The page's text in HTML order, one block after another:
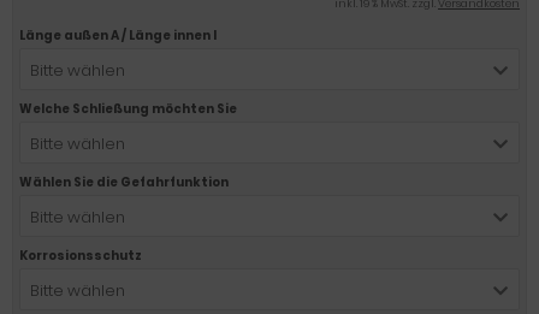
inkl. 19 % MwSt. zzgl.Versandkosten
Länge außen A / Länge innen I
Bitte wählen
Welche Schließung möchten Sie
Bitte wählen
Wählen Sie die Gefahrfunktion
Bitte wählen
Korrosionsschutz
Bitte wählen